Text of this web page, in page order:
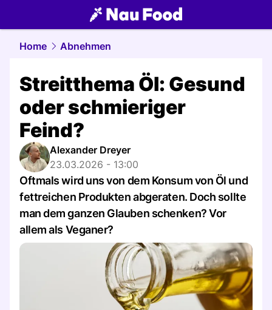
food.NAU.ch
Home Abnehmen
Streitthema Öl: Gesund
oder schmieriger
Feind?
Alexander Dreyer
23.03.2026 - 13:00
Oftmals wird uns von dem Konsum von Öl und
fettreichen Produkten abgeraten. Doch sollte
man dem ganzen Glauben schenken? Vor
allem als Veganer?